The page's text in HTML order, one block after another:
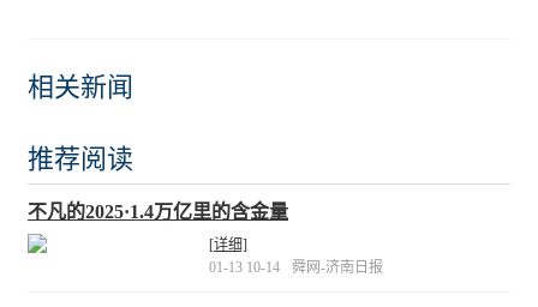
相关新闻
推荐阅读
不凡的2025·1.4万亿里的含金量
[详细]
01-13 10-14
舜网-济南日报